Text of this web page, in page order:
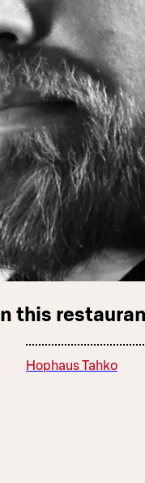
In this
Hophaus Tahko